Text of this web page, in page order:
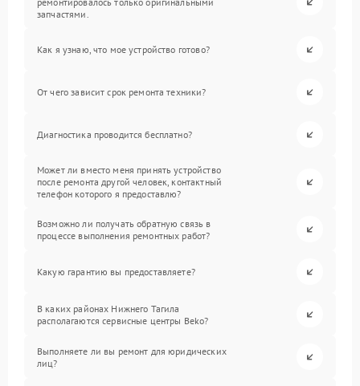
запчастями.
Как я узнаю, что мое устройство готово?
От чего зависит срок ремонта техники?
Диагностика проводится бесплатно?
Может ли вместо меня принять устройство
после ремонта другой человек, контактный
телефон которого я предоставлю?
Возможно ли получать обратную связь в
процессе выполнения ремонтных работ?
Какую гарантию вы предоставляете?
В каких районах Нижнего Тагила
располагаются сервисные центры Beko?
Выполняете ли вы ремонт для юридических
лиц?